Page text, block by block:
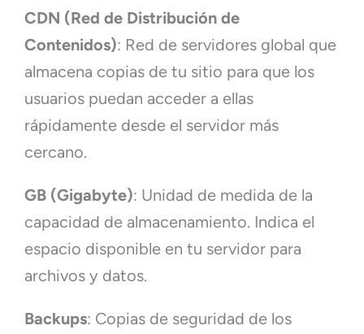
CDN (Red de Distribución de
Contenidos): Red de servidores global que
almacena copias de tu sitio para que los
usuarios puedan acceder a ellas
rápidamente desde el servidor más
cercano.
GB (Gigabyte): Unidad de medida de la
capacidad de almacenamiento. Indica el
espacio disponible en tu servidor para
archivos y datos.
Backups: Copias de seguridad de los